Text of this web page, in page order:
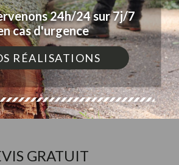
24h/24 sur 7j/7
cas d'urgence
RÉALISATIONS
GRATUIT